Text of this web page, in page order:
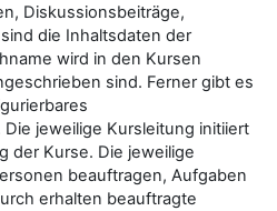
Diskussionsbeiträge,
die Inhaltsdaten der
wird in den Kursen
sind. Ferner gibt es
jeweilige Kursleitung initiiert
der Kurse. Die jeweilige
beauftragen, Aufgaben
erhalten beauftragte